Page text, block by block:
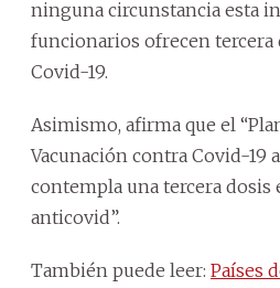
ninguna circunstancia esta
funcionarios ofrecen tercera
Covid-19.
Asimismo, afirma que el
Vacunación contra Covid-19
contempla una tercera dosis
anticovid”.
También puede leer: Países